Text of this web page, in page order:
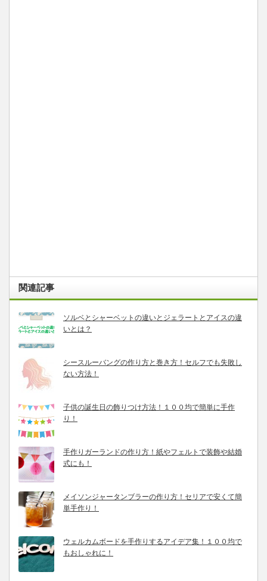
関連記事
ソルベとシャーベットの違いとジェラートとアイスの違
いとは？
シースルーバングの作り方と巻き方！セルフでも失敗し
ない方法！
子供の誕生日の飾りつけ方法！１００均で簡単に手作
り！
手作りガーランドの作り方！紙やフェルトで装飾や結婚
式にも！
メイソンジャータンブラーの作り方！セリアで安くて簡
単手作り！
ウェルカムボードを手作りするアイデア集！１００均で
もおしゃれに！